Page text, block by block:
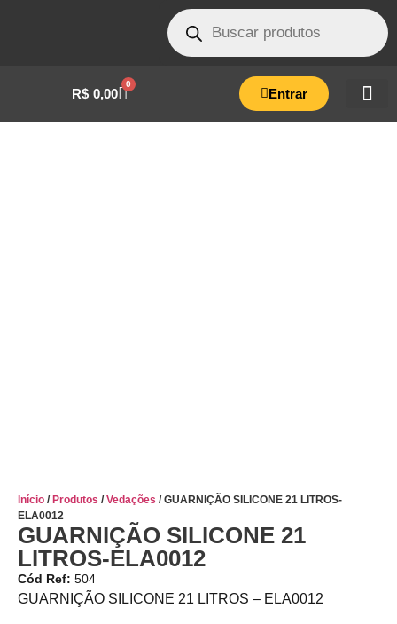
R$ 0,00
0
Entrar
Início / Produtos /Vedações / GUARNIÇÃO SILICONE 21 LITROS-
ELA0012
GUARNIÇÃO SILICONE 21
LITROS-ELA0012
Cód Ref: 504
GUARNIÇÃO SILICONE 21 LITROS – ELA0012